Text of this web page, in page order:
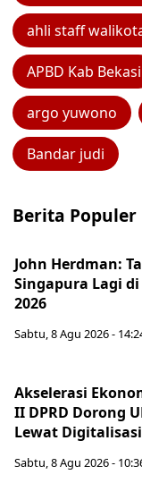
ahli staff
APBD Kab Bekasi
argo yuwono
Bandar judi
Berita Populer
John Herdman:
Singapura Lagi di
2026
Sabtu, 8 Agu 2026 -
Akselerasi
II DPRD Dorong
Lewat
Sabtu, 8 Agu 2026 -